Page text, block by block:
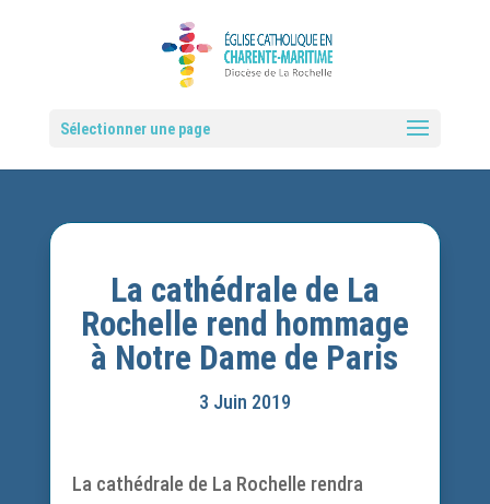
Sélectionner une page
La cathédrale de La
Rochelle rend hommage
à Notre Dame de Paris
3 Juin 2019
La cathédrale de La Rochelle rendra